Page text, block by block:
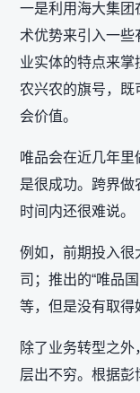
一是利用海大集团
术优势来引入一些
业实体的特点来掌
农兴农的旗号，既
会价值。
唯品会在近几年
是很成功。跨界做
时间内还很难说。
例如，前期投入很
司；推出的“唯品
等，但是没有取得
除了业务转型之
层出不穷。根据彭